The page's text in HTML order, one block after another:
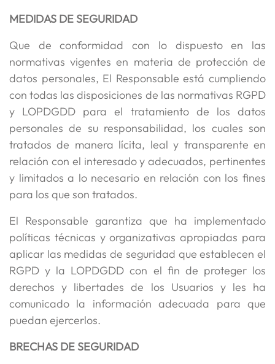
MEDIDAS DE SEGURIDAD
Que de conformidad con lo dispuesto en las
normativas vigentes en materia de protección de
datos personales, El Responsable está cumpliendo
con todas las disposiciones de las normativas RGPD
y LOPDGDD para el tratamiento de los datos
personales de su responsabilidad, los cuales son
tratados de manera lícita, leal y transparente en
relación con el interesado y adecuados, pertinentes
y limitados a lo necesario en relación con los fines
para los que son tratados.
El Responsable garantiza que ha implementado
políticas técnicas y organizativas apropiadas para
aplicar las medidas de seguridad que establecen el
RGPD y la LOPDGDD con el fin de proteger los
derechos y libertades de los Usuarios y les ha
comunicado la información adecuada para que
puedan ejercerlos.
BRECHAS DE SEGURIDAD